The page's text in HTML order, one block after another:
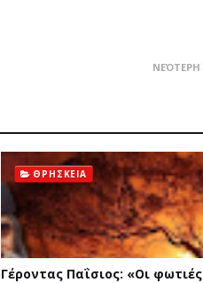
ΝΕΌΤΕΡΗ
ΘΡΗΣΚΕΙΑ
Γέροντας Παΐσιος: «Oι φωτιές